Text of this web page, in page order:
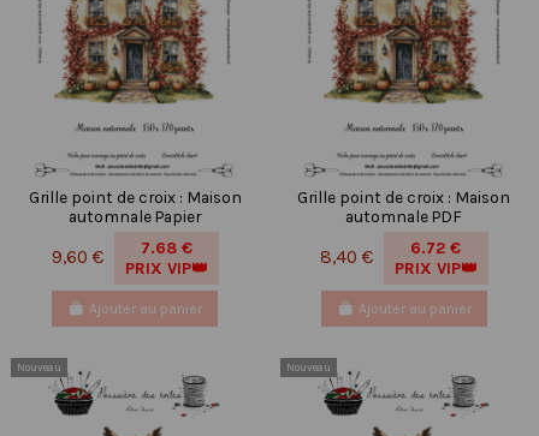
Grille point de croix : Maison
automnale Papier
9,60 €
7.68 €
PRIX VIP👑
Ajouter au panier
Grille point de croix : Maison
automnale PDF
8,40 €
6.72 €
PRIX VIP👑
Ajouter au panier
Nouveau Nouveau